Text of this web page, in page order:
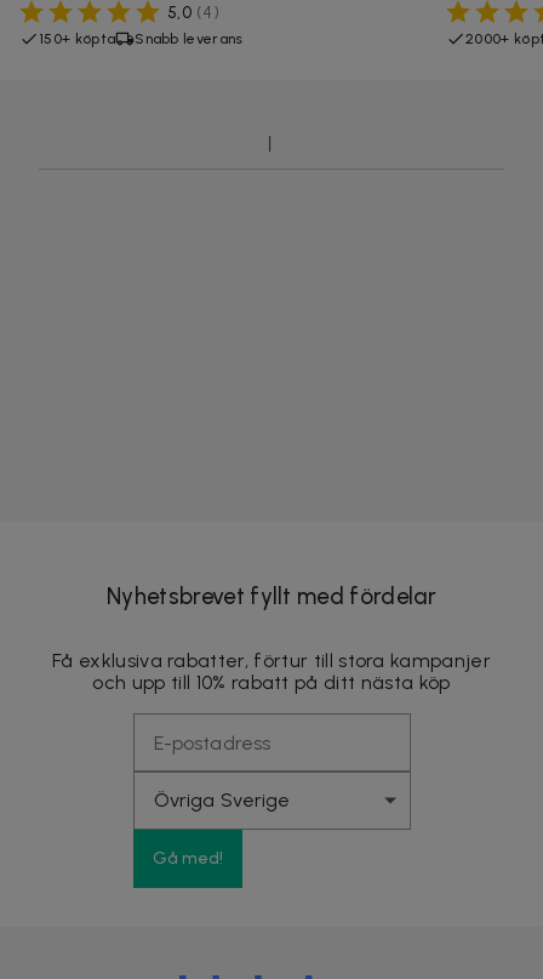
5,0 (4)
150+ köpta Snabb leverans 2000+
Nyhetsbrevet fyllt med fördelar
Få exklusiva rabatter, förtur till stora kampanjer
och upp till 10% rabatt på ditt nästa köp
Gå med!